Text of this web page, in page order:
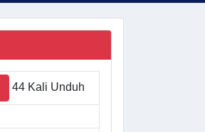
44 Kali Unduh